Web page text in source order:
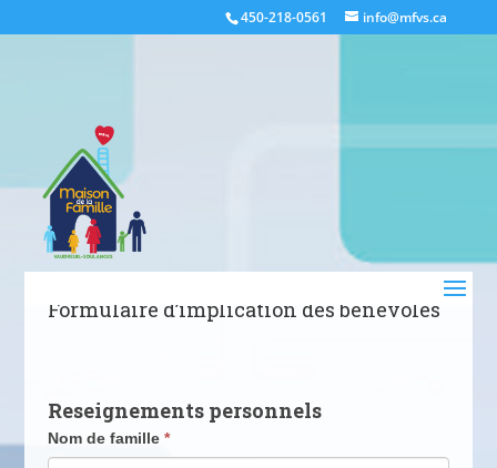
450-218-0561 info@mfvs.ca
Formulaire d’implication des bénévoles
Reseignements personnels
Nom de famille *